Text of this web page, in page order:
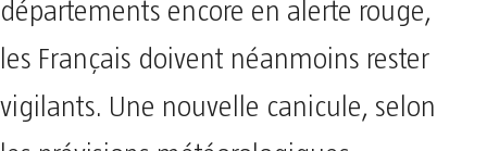
départements encore en alerte rouge,
les Français doivent néanmoins rester
vigilants. Une nouvelle canicule, selon